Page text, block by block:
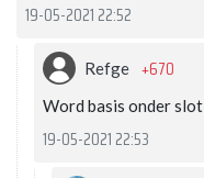
19-05-2021 22:52
Refge +670
Word basis onder slot
19-05-2021 22:53